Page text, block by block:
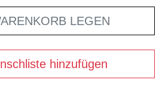
LEGEN
hinzufügen